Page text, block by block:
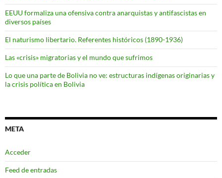
EEUU formaliza una ofensiva contra anarquistas y antifascistas en
diversos países
El naturismo libertario. Referentes históricos (1890-1936)
Las «crisis» migratorias y el mundo que sufrimos
Lo que una parte de Bolivia no ve: estructuras indígenas originarias y
la crisis política en Bolivia
META
Acceder
Feed de entradas